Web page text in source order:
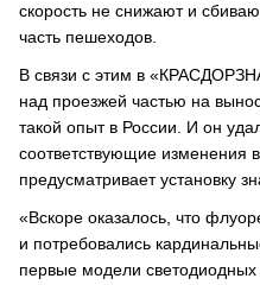
скорость не снижают и
часть пешеходов.
В связи с этим в
над проезжей частью на
такой опыт в России. И он
соответствующие изменения
предусматривает установку
«Вскоре оказалось, что
и потребовались
первые модели